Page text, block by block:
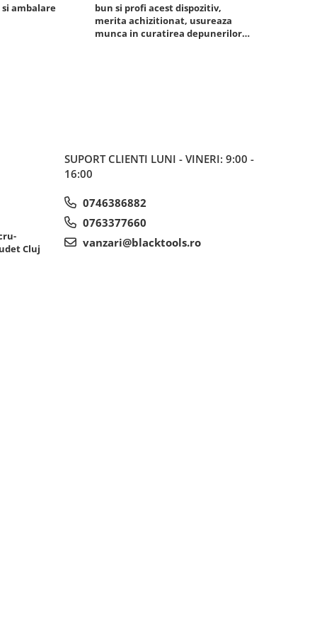
ambalare
bun si profi acest dispozitiv,
merita achizitionat, usureaza
munca in curatirea depunerilor
Cluj
SUPORT CLIENTI LUNI - VINERI: 9:00 -
16:00
0746386882
0763377660
vanzari@blacktools.ro